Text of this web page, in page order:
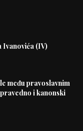
Ivanovića (IV)
među pravoslavnim
i kanonski